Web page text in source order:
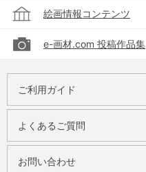
絵画情報コンテンツ
e-画材.com 投稿作品集
ご利用ガイド
よくあるご質問
お問い合わせ